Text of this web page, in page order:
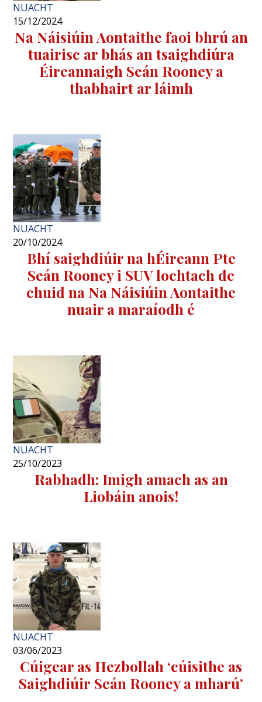
NUACHT
15/12/2024
Na Náisiúin Aontaithe faoi bhrú an
tuairisc ar bhás an tsaighdiúra
Éireannaigh Seán Rooney a
thabhairt ar láimh
NUACHT
20/10/2024
Bhí saighdiúir na hÉireann Pte
Seán Rooney i SUV lochtach de
chuid na Na Náisiúin Aontaithe
nuair a maraíodh é
NUACHT
25/10/2023
Rabhadh: Imigh amach as an
Liobáin anois!
NUACHT
03/06/2023
Cúigear as Hezbollah ‘cúisithe as
Saighdiúir Seán Rooney a mharú’